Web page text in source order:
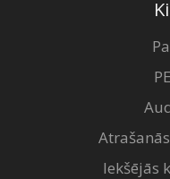
Iekšējās